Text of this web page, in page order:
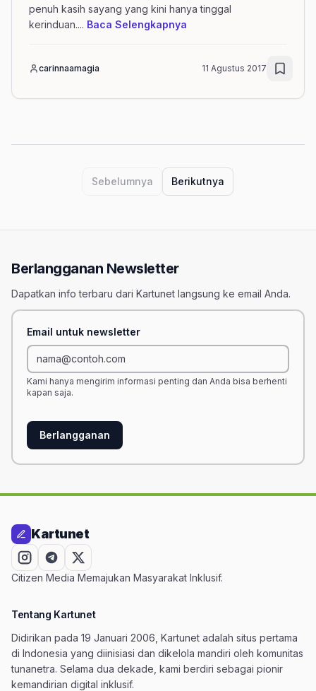
penuh kasih sayang yang kini hanya tinggal
kerinduan.... Baca Selengkapnya
carinnaamagia 11 Agustus 2017
Navigasi halaman artikel dengan tag
Sebelumnya Berikutnya
Berlangganan Newsletter
Dapatkan info terbaru dari Kartunet langsung ke email Anda.
Email untuk newsletter
Kami hanya mengirim informasi penting dan Anda bisa berhenti
kapan saja.
Berlangganan
Kartunet
Citizen Media Memajukan Masyarakat Inklusif.
Tentang Kartunet
Didirikan pada 19 Januari 2006, Kartunet adalah situs pertama
di Indonesia yang diinisiasi dan dikelola mandiri oleh komunitas
tunanetra. Selama dua dekade, kami berdiri sebagai pionir
kemandirian digital inklusif.